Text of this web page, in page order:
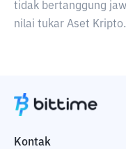
tidak bertanggung
nilai tukar Aset Kripto.
Kontak